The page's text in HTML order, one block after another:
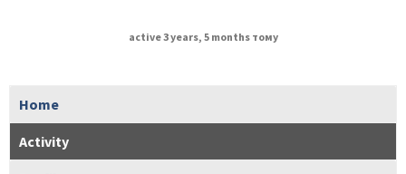
active 3 years, 5 months тому
Home
Activity